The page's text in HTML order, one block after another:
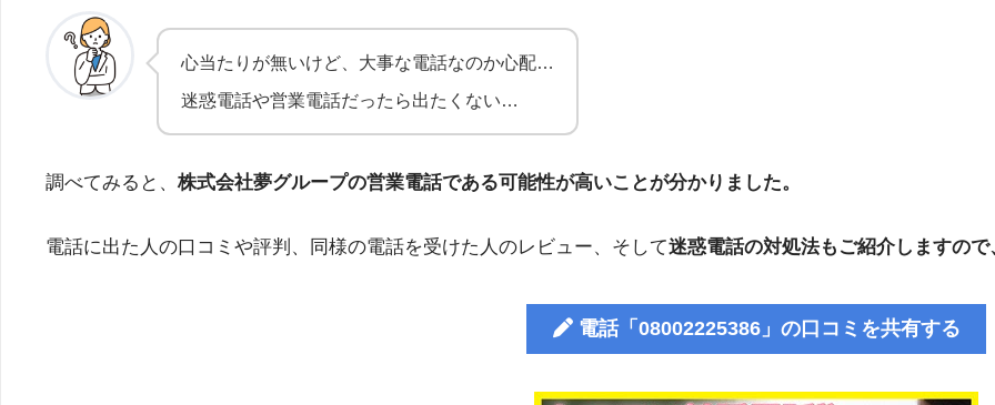
心当たりが無いけど、大事な電話なのか心配…
迷惑電話や営業電話だったら出たくない…
調べてみると、 株式会社夢グループの営業電話である可能性が高いことが分かりました。
電話に出た人の口コミや評判、同様の電話を受けた人のレビュー、そして迷惑電話の対処法もご紹介しますの
電話「08002225386」の口コミを共有する